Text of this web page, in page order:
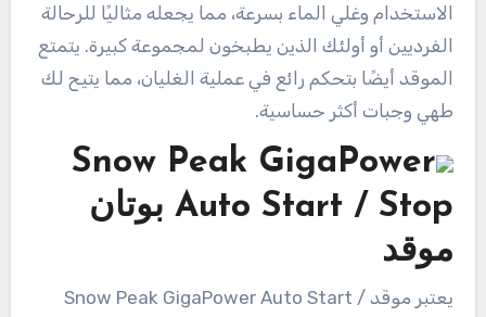
الاستخدام وغلي الماء بسرعة، مما يجعله مثاليًا للرحالة
الفرديين أو أولئك الذين يطبخون لمجموعة كبيرة. يتمتع
الموقد أيضًا بتحكم رائع في عملية الغليان، مما يتيح لك
طهي وجبات أكثر حساسية.
Snow Peak GigaPower
Auto Start / Stop بوتان
موقد
يعتبر موقد Snow Peak GigaPower Auto Start /